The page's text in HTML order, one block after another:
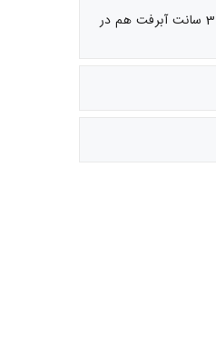
توضیحات: جنس سوپر نخ درجه یک تایلندی خنک و عااالی ( 2 تا 3 سانت آبرفت هم در